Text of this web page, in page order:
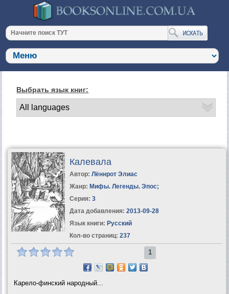
Выбрать язык книг:
Калевала
Автор: Лённрот Элиас
Жанр: Мифы. Легенды. Эпос;
Серия: 3
Дата добавления: 2013-09-28
Язык книги: Русский
Кол-во страниц: 237
1
Карело-финский народный...